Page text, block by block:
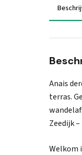
Anais
terras.
Zeedijk
Welkom